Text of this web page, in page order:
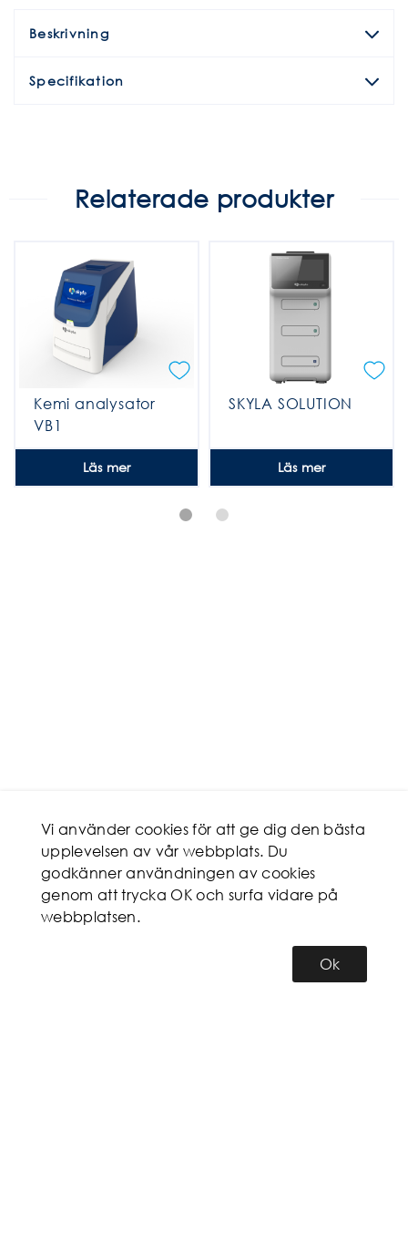
Beskrivning
Specifikation
Relaterade produkter
Kemi analysator
VB1
Läs mer
SKYLA SOLUTION
Läs mer
Vi använder cookies för att ge dig den bästa
upplevelsen av vår webbplats. Du
godkänner användningen av cookies
genom att trycka OK och surfa vidare på
webbplatsen.
Ok